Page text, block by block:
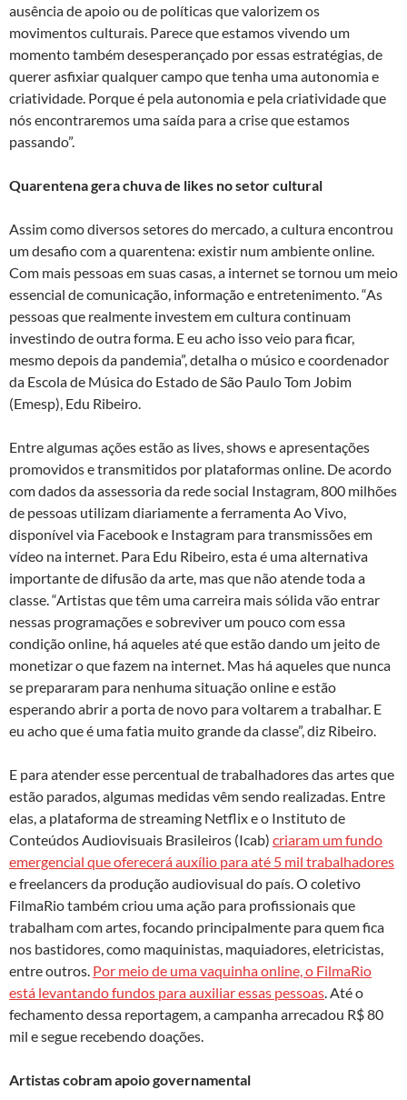
ausência de apoio ou de políticas que valorizem os
movimentos culturais. Parece que estamos vivendo um
momento também desesperançado por essas estratégias, de
querer asfixiar qualquer campo que tenha uma autonomia e
criatividade. Porque é pela autonomia e pela criatividade que
nós encontraremos uma saída para a crise que estamos
passando”.
Quarentena gera chuva de likes no setor cultural
Assim como diversos setores do mercado, a cultura encontrou
um desafio com a quarentena: existir num ambiente online.
Com mais pessoas em suas casas, a internet se tornou um meio
essencial de comunicação, informação e entretenimento. “As
pessoas que realmente investem em cultura continuam
investindo de outra forma. E eu acho isso veio para ficar,
mesmo depois da pandemia”, detalha o músico e coordenador
da Escola de Música do Estado de São Paulo Tom Jobim
(Emesp), Edu Ribeiro.
Entre algumas ações estão as lives, shows e apresentações
promovidos e transmitidos por plataformas online. De acordo
com dados da assessoria da rede social Instagram, 800 milhões
de pessoas utilizam diariamente a ferramenta Ao Vivo,
disponível via Facebook e Instagram para transmissões em
vídeo na internet. Para Edu Ribeiro, esta é uma alternativa
importante de difusão da arte, mas que não atende toda a
classe. “Artistas que têm uma carreira mais sólida vão entrar
nessas programações e sobreviver um pouco com essa
condição online, há aqueles até que estão dando um jeito de
monetizar o que fazem na internet. Mas há aqueles que nunca
se prepararam para nenhuma situação online e estão
esperando abrir a porta de novo para voltarem a trabalhar. E
eu acho que é uma fatia muito grande da classe”, diz Ribeiro.
E para atender esse percentual de trabalhadores das artes que
estão parados, algumas medidas vêm sendo realizadas. Entre
elas, a plataforma de streaming Netflix e o Instituto de
Conteúdos Audiovisuais Brasileiros (Icab) criaram um fundo
emergencial que oferecerá auxílio para até 5 mil trabalhadores
e freelancers da produção audiovisual do país. O coletivo
FilmaRio também criou uma ação para profissionais que
trabalham com artes, focando principalmente para quem fica
nos bastidores, como maquinistas, maquiadores, eletricistas,
entre outros. Por meio de uma vaquinha online, o FilmaRio
está levantando fundos para auxiliar essas pessoas. Até o
fechamento dessa reportagem, a campanha arrecadou R$ 80
mil e segue recebendo doações.
Artistas cobram apoio governamental